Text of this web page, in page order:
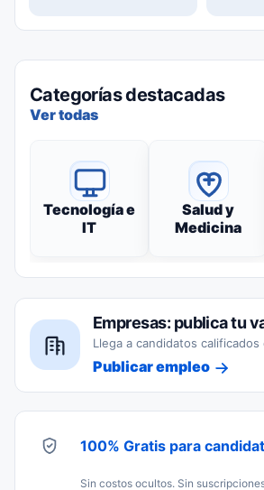
Categorías destacadas
Ver todas
Tecnología e
IT
Salud y
Medicina
Empresas: publica tu
Llega a candidatos
Publicar empleo
100% Gratis para
Sin costos ocultos. Sin